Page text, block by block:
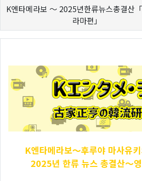
K엔타메라보 ～ 2025년한류뉴스총결산
라마편」
K엔타메라보～후루야 마사유
2025년 한류 뉴스 총결산～